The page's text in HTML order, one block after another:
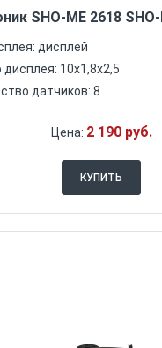
SHO-ME 2618
дисплей
дисплея: 10х1,8х2,5
датчиков: 8
Цена: 2 190 руб.
КУПИТЬ